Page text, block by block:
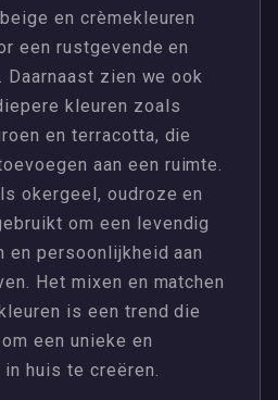
en crèmekleuren
een rustgevende en
zien we ook
kleuren zoals
en terracotta, die
aan een ruimte.
okergeel, oudroze en
om een levendig
en persoonlijkheid aan
Het mixen en matchen
is een trend die
een unieke en
huis te creëren.